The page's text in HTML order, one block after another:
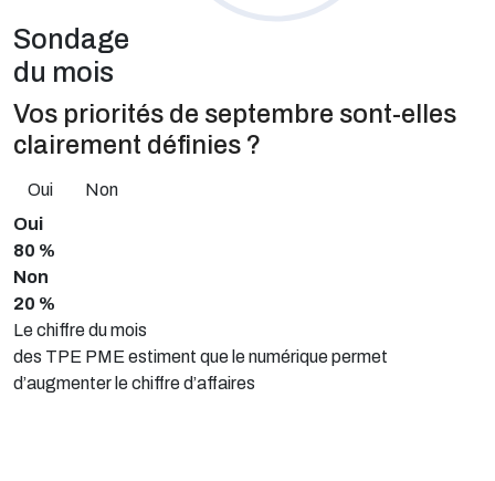
Sondage
du mois
Vos priorités de septembre sont-elles
clairement définies ?
Oui
Non
Oui
80 %
Non
20 %
Le chiffre du mois
des TPE PME estiment que le numérique permet
d’augmenter le chiffre d’affaires